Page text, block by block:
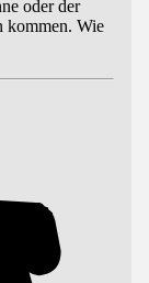
oder der
kommen. Wie